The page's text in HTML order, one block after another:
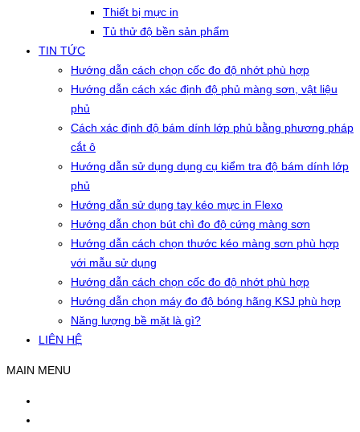
Thiết bị mực in
Tủ thử độ bền sản phẩm
TIN TỨC
Hướng dẫn cách chọn cốc đo độ nhớt phù hợp
Hướng dẫn cách xác định độ phủ màng sơn, vật liệu
phủ
Cách xác định độ bám dính lớp phủ bằng phương pháp
cắt ô
Hướng dẫn sử dụng dụng cụ kiểm tra độ bám dính lớp
phủ
Hướng dẫn sử dụng tay kéo mực in Flexo
Hướng dẫn chọn bút chì đo độ cứng màng sơn
Hướng dẫn cách chọn thước kéo màng sơn phù hợp
với mẫu sử dụng
Hướng dẫn cách chọn cốc đo độ nhớt phù hợp
Hướng dẫn chọn máy đo độ bóng hãng KSJ phù hợp
Năng lượng bề mặt là gì?
LIÊN HỆ
MAIN MENU